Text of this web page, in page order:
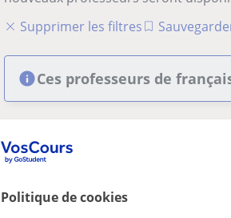
Politique de cookies
Supprimer les filtres
Ces professeurs de